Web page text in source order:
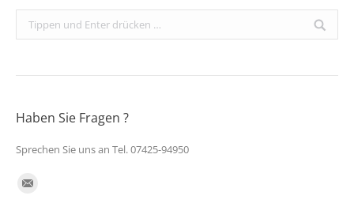
Search:
Haben Sie Fragen ?
Sprechen Sie uns an Tel. 07425-94950
Finden Sie uns auf: